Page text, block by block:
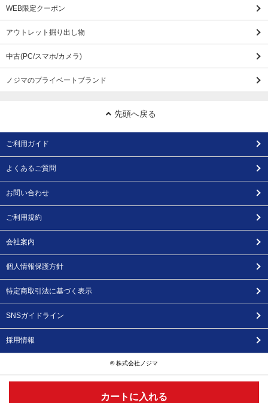
カートに入れる
WEB限定クーポン
アウトレット掘り出し物
中古(PC/スマホ/カメラ)
ノジマのプライベートブランド
先頭へ戻る
ご利用ガイド
よくあるご質問
お問い合わせ
ご利用規約
会社案内
個人情報保護方針
特定商取引法に基づく表示
SNSガイドライン
採用情報
© 株式会社ノジマ